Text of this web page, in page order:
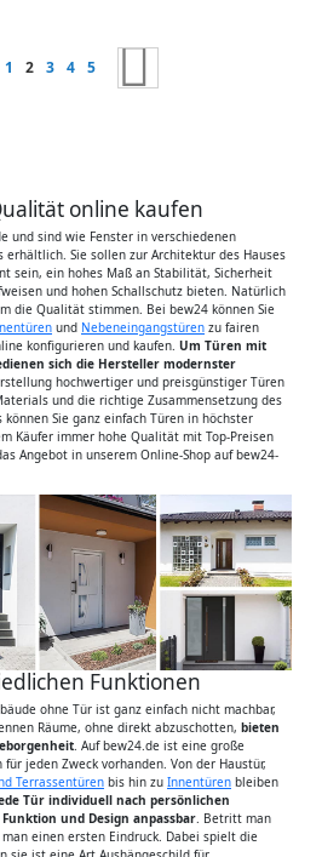
Seite
1 Sie lesen gerade die Seite
2 Seite
3 Seite
4 Seite
5
online kaufen
und sind wie Fenster in verschiedenen
erhältlich. Sie sollen zur Architektur des Hauses
sein, ein hohes Maß an Stabilität, Sicherheit
und hohen Schallschutz bieten. Natürlich
die Qualität stimmen. Bei bew24 können Sie
und Nebeneingangstüren zu fairen
konfigurieren und kaufen. Um Türen mit
sich die Hersteller modernster
hochwertiger und preisgünstiger Türen
und die richtige Zusammensetzung des
Sie ganz einfach Türen in höchster
Käufer immer hohe Qualität mit Top-Preisen
Angebot in unserem Online-Shop auf bew24-
Funktionen
ohne Tür ist ganz einfach nicht machbar,
Räume, ohne direkt abzuschotten, bieten
. Auf bew24.de ist eine große
jeden Zweck vorhanden. Von der Haustür,
Terrassentüren bis hin zu Innentüren bleiben
Tür individuell nach persönlichen
und Design anpassbar. Betritt man
einen ersten Eindruck. Dabei spielt die